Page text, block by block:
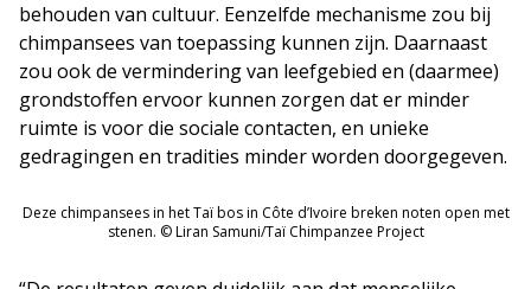
behouden van cultuur. Eenzelfde mechanisme zou bij
chimpansees van toepassing kunnen zijn. Daarnaast
zou ook de vermindering van leefgebied en (daarmee)
grondstoffen ervoor kunnen zorgen dat er minder
ruimte is voor die sociale contacten, en unieke
gedragingen en tradities minder worden doorgegeven.
Deze chimpansees in het Taï bos in Côte d’Ivoire breken noten open met
stenen. © Liran Samuni/Taï Chimpanzee Project